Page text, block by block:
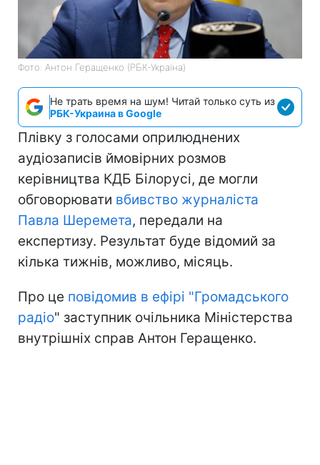
Фото: Антон Геращенко (РБК-Україна)
Не трать время на шум! Читай только суть из
РБК-Украина в Google
Плівку з голосами оприлюднених
аудіозаписів ймовірних розмов
керівництва КДБ Білорусі, де могли
обговорювати вбивство журналіста
Павла Шеремета, передали на
експертизу. Результат буде відомий за
кілька тижнів, можливо, місяць.
Про це повідомив в ефірі "Громадського
радіо" заступник очільника Міністерства
внутрішніх справ Антон Геращенко.